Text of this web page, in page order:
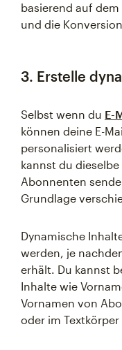
basierend auf
und die
3. Erstelle
Selbst wenn du E-
können deine E-
personalisiert
kannst du
Abonnenten
Grundlage
Dynamische
werden, je
erhält. Du kannst
Inhalte wie
Vornamen von
oder im